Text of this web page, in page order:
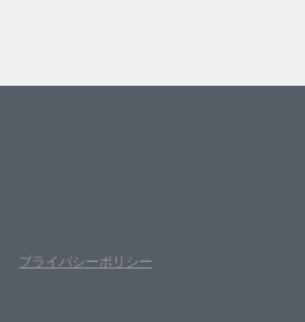
プライバシーポリシー